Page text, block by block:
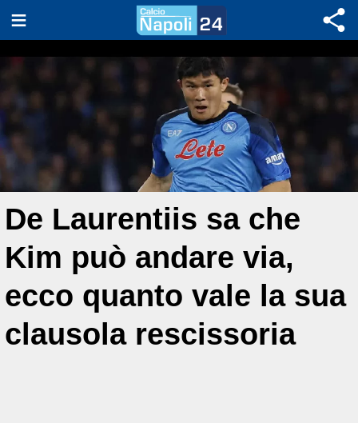
De Laurentiis sa che
Kim può andare via,
ecco quanto vale la sua
clausola rescissoria